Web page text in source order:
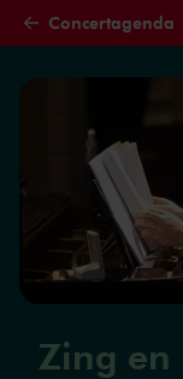
NaarConcertagenda
Zing en